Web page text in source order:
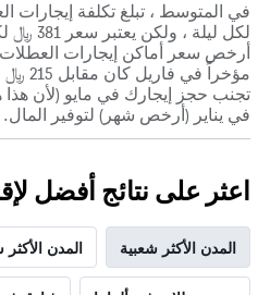
لكل
أرخص سعر أماكن إيجارات
مؤخراً
تجنب حجز إيجارك في مايو (لأن هذا
في يناير (أرخص شهر) لتوفير المال.
اعثر على نتائج أفضل
المدن الأكثر شعبية المدن